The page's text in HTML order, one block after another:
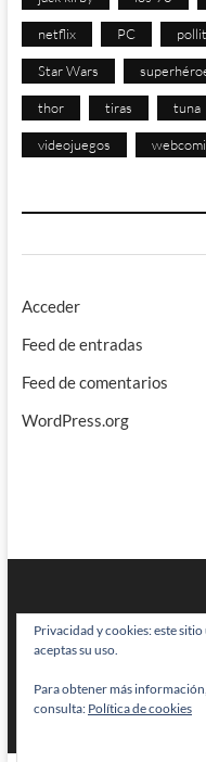
netflix PC
Star Wars
thor tiras tuna
videojuegos
Acceder
Feed de entradas
Feed de comentarios
WordPress.org
BRAINSTOMPING|
los derechos reservados
Privacidad y cookies: este
aceptas su uso.
Para obtener más
consulta: Política de cookies